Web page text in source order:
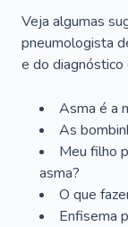
Veja algumas
pneumologista
e do diagnóstico
Asma é a
As
Meu filho
asma?
O que
Enfisema